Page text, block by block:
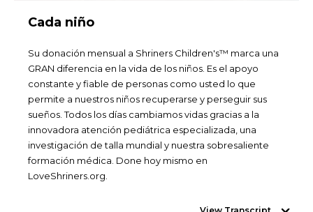
Cada niño
Su donación mensual a Shriners Children's™ marca una
GRAN diferencia en la vida de los niños. Es el apoyo
constante y fiable de personas como usted lo que
permite a nuestros niños recuperarse y perseguir sus
sueños. Todos los días cambiamos vidas gracias a la
innovadora atención pediátrica especializada, una
investigación de talla mundial y nuestra sobresaliente
formación médica. Done hoy mismo en
LoveShriners.org.
View Transcript